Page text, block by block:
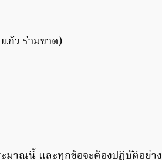
ก้ว ร่วมขวด)
มาณนี้ และทุกข้อจะต้องปฏิบัติอย่าง